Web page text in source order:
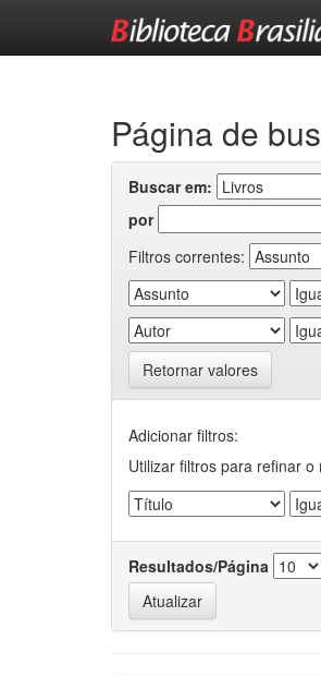
Página de
Buscar em:
por
Filtros correntes:
Retornar valores
Adicionar filtros:
Utilizar filtros para refinar
Resultados/Página